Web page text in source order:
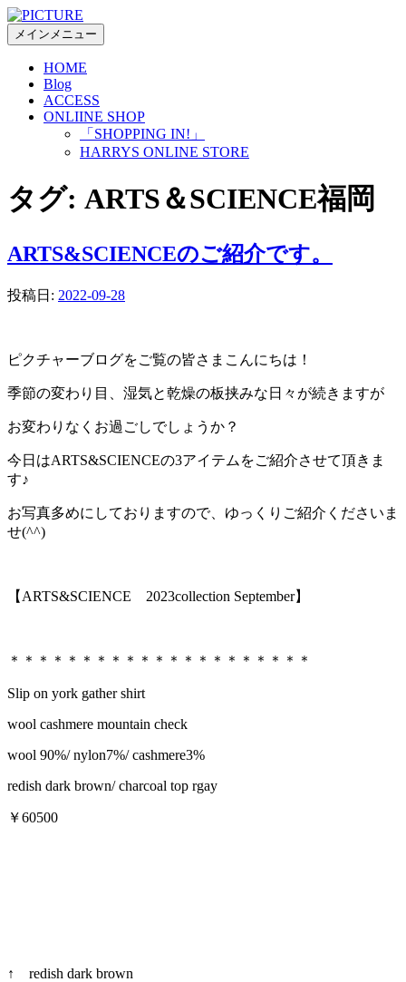
コ
ン
プ
メインメニュー
HOME
Blog
ACCESS
ONLIINE SHOP
「SHOPPING IN!」
HARRYS ONLINE STORE
タグ: ARTS＆SCIENCE福岡
ARTS&SCIENCEのご紹介です。
投稿日: 2022-09-28
ピクチャーブログをご覧の皆さまこんにちは！
季節の変わり目、湿気と乾燥の板挟みな日々が続きますが
お変わりなくお過ごしでしょうか？
今日はARTS&SCIENCEの3アイテムをご紹介させて頂きま
す♪
お写真多めにしておりますので、ゆっくりご紹介くださいま
せ(^^)
【ARTS&SCIENCE 2023collection September】
＊＊＊＊＊＊＊＊＊＊＊＊＊＊＊＊＊＊＊＊＊
Slip on york gather shirt
wool cashmere mountain check
wool 90%/ nylon7%/ cashmere3%
redish dark brown/ charcoal top rgay
￥60500
↑ redish dark brown